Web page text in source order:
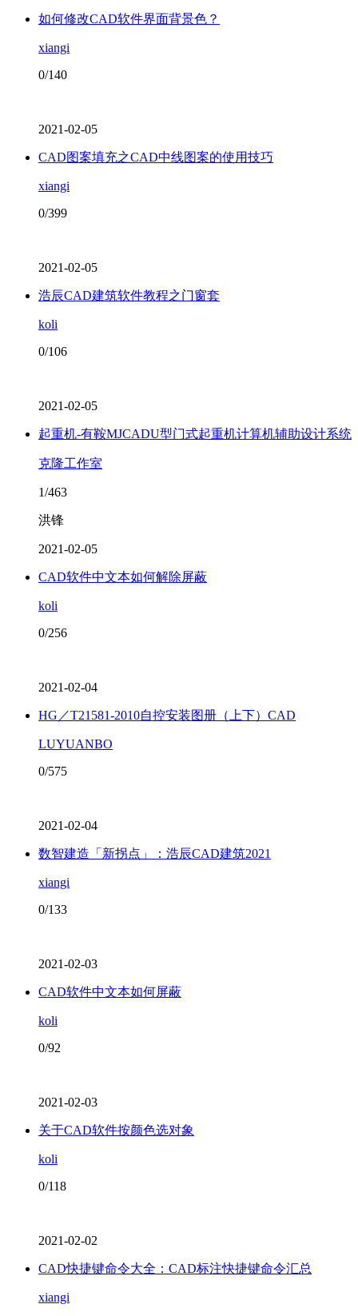
如何修改CAD软件界面背景色？
xiangi
0/140
2021-02-05
CAD图案填充之CAD中线图案的使用技巧
xiangi
0/399
2021-02-05
浩辰CAD建筑软件教程之门窗套
koli
0/106
2021-02-05
起重机-有鞍MJCADU型门式起重机计算机辅助设计系统
克隆工作室
1/463
洪锋
2021-02-05
CAD软件中文本如何解除屏蔽
koli
0/256
2021-02-04
HG／T21581-2010自控安装图册（上下）CAD
LUYUANBO
0/575
2021-02-04
数智建造「新拐点」：浩辰CAD建筑2021
xiangi
0/133
2021-02-03
CAD软件中文本如何屏蔽
koli
0/92
2021-02-03
关于CAD软件按颜色选对象
koli
0/118
2021-02-02
CAD快捷键命令大全：CAD标注快捷键命令汇总
xiangi